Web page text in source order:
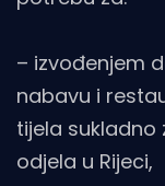
– izvođenjem
nabavu i
tijela sukladno
odjela u Rijeci,